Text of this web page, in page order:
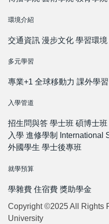
環境介紹
交通資訊 漫步文化 學習環境
多元學習
專業+1 全球移動力 課外學習
入學管道
招生問與答 學士班 碩博士班
入學 進修學制
International
外國學生 學士後專班
就學預算
學雜費 住宿費 獎助學金
Copyright ©2025 All Rights
University